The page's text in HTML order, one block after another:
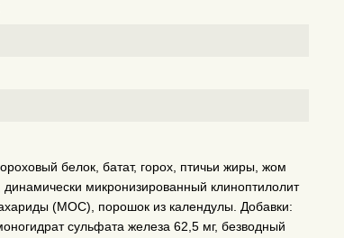
белок, батат, горох, птичьи жиры, жом
микронизированный клиноптилолит
(МОС), порошок из календулы. Добавки:
сульфата железа 62,5 мг, безводный